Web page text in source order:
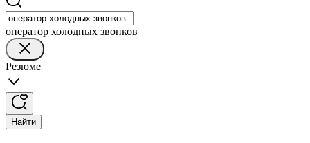
оператор холодных звонков
Резюме
Найти